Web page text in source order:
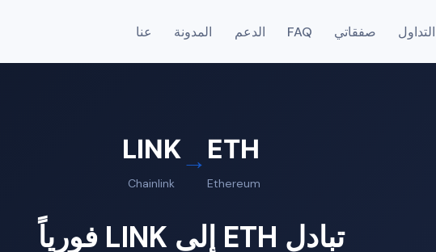
صفقاتي FAQ الدعم المدونة عنا
ETH
Ethereum
→
LINK
Chainlink
تبادل ETH إلى LINK فورياً